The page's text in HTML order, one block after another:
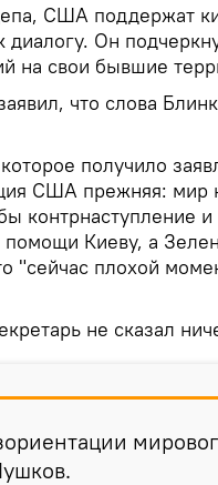
США поддержат
диалогу. Он
на свои бывшие
что слова
получило
США прежняя: мир
контрнаступление
Киеву, а
"сейчас плохой
не сказал